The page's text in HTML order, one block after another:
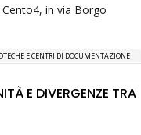
in via Borgo
E CENTRI DI DOCUMENTAZIONE
E DIVERGENZE TRA